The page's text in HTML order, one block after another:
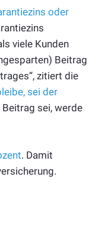
oder
viele Kunden
Beitrag
zitiert die
sei der
sei, werde
. Damit